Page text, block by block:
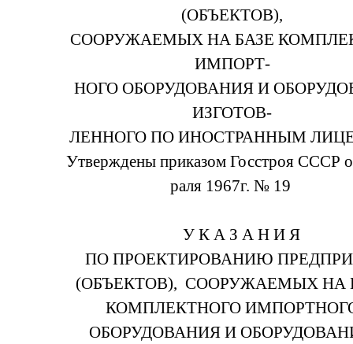
(ОБЪЕКТОВ),
СООРУЖАЕМЫХ НА БАЗЕ
ИМПОРТ-
НОГО ОБОРУДОВАНИЯ И
ИЗГОТОВ-
ЛЕННОГО ПО ИНОСТРАННЫМ
Утвер­жде­ны при­ка­зом Гос­строя СССР
ра­ля 1967г. № 19
У К А З А Н И Я
ПО ПРОЕКТИРОВАНИЮ
(ОБЪЕКТОВ), СООРУЖАЕМЫХ НА
КОМПЛЕКТНОГО
ОБОРУДОВАНИЯ И